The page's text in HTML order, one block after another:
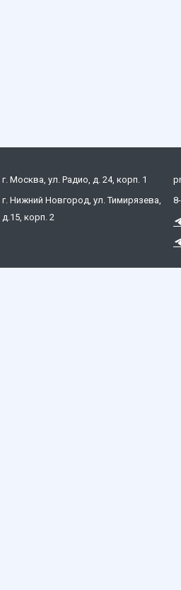
г. Москва, ул. Радио, д. 24, корп. 1
г. Нижний Новгород, ул. Тимирязева,
д.15, корп. 2